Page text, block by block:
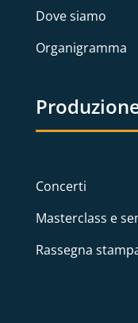
Dove siamo
Organigramma
Concerti
Masterclass e
Rassegna